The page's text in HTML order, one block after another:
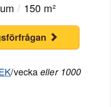
/ 150 m²
/veckaeller 1000